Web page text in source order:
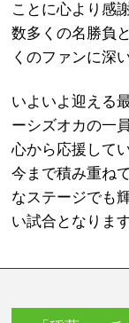
ことに心より感
数多くの名勝負
くのファンに深
いよいよ迎える
ーシズオカの一
心から応援して
今まで積み重ね
なステージでも
い試合となりま